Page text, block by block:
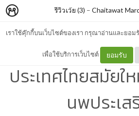
เราใช้คุ๊กกี้บนเว็บไซต์ของเรา กรุณาอ่านและยอม
เพื่อใช้บริการเว็บไซต์ ยอมรับ
รีวิวเว้ย (3) – Chaitawat Marc
พัสตราภรณ์กับ
ประเทศไทยสมัยใ
นพประเส